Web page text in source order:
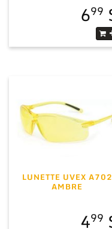
699
LUNETTE UVEX A702
AMBRE
499